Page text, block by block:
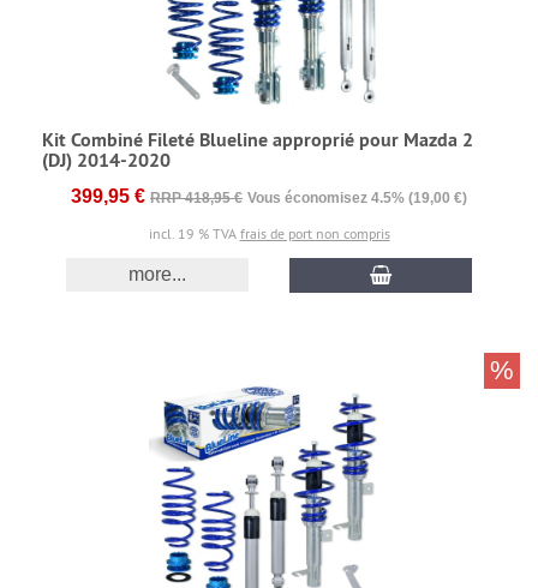
Kit Combiné Fileté Blueline approprié pour Mazda 2
(DJ) 2014-2020
399,95 € RRP 418,95 € Vous économisez 4.5% (19,00 €)
incl. 19 % TVA frais de port non compris
more...
%